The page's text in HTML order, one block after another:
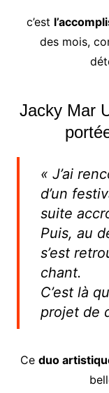
c’est
des mois,
Jacky Mar
« J’ai
d’un
suite
Puis, au
s’est
chant.
C’est là
projet de
Ceduo